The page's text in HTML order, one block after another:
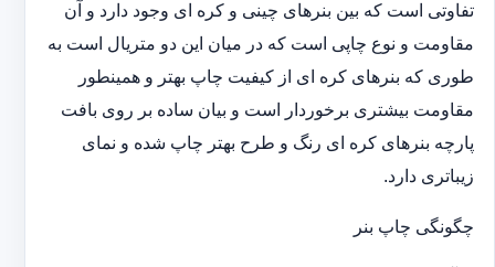
تفاوتی است که بین بنرهای چینی و کره ای وجود دارد و آن
مقاومت و نوع چاپی است که در میان این دو متریال است به
طوری که بنرهای کره ای از کیفیت چاپ بهتر و همینطور
مقاومت بیشتری برخوردار است و بیان ساده بر روی بافت
پارچه بنرهای کره ای رنگ و طرح بهتر چاپ شده و نمای
زیباتری دارد.
چگونگی چاپ بنر